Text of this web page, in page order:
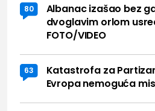
80
Albanac izašao bez
dvoglavim orlom
FOTO/VIDEO
63
Katastrofa za
Evropa nemoguća